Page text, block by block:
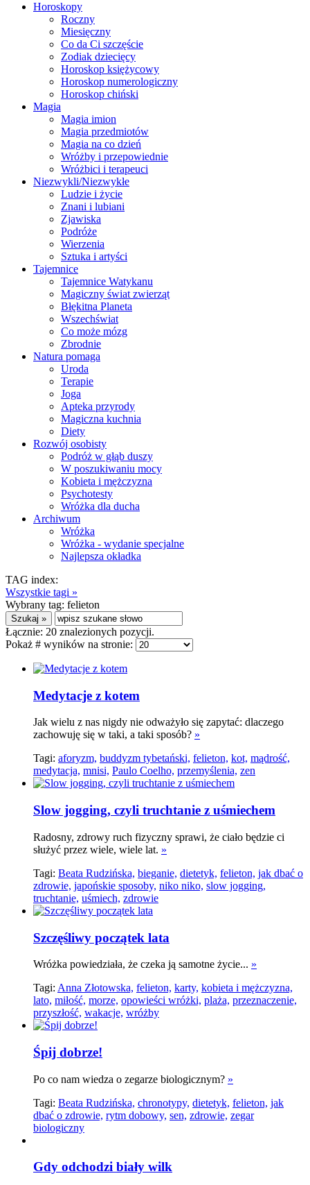
Horoskopy
Roczny
Miesięczny
Co da Ci szczęście
Zodiak dziecięcy
Horoskop księżycowy
Horoskop numerologiczny
Horoskop chiński
Magia
Magia imion
Magia przedmiotów
Magia na co dzień
Wróżby i przepowiednie
Wróżbici i terapeuci
Niezwykli/Niezwykłe
Ludzie i życie
Znani i lubiani
Zjawiska
Podróże
Wierzenia
Sztuka i artyści
Tajemnice
Tajemnice Watykanu
Magiczny świat zwierząt
Błękitna Planeta
Wszechświat
Co może mózg
Zbrodnie
Natura pomaga
Uroda
Terapie
Joga
Apteka przyrody
Magiczna kuchnia
Diety
Rozwój osobisty
Podróż w głąb duszy
W poszukiwaniu mocy
Kobieta i mężczyzna
Psychotesty
Wróżka dla ducha
Archiwum
Wróżka
Wróżka - wydanie specjalne
Najlepsza okładka
TAG index:
Wszystkie tagi »
Wybrany tag: felieton
Łącznie: 20 znalezionych pozycji.
Pokaż # wyników na stronie:
Medytacje z kotem
Jak wielu z nas nigdy nie odważyło się zapytać: dlaczego
zachowuję się w taki, a taki sposób? »
Tagi: aforyzm, buddyzm tybetański, felieton, kot, mądrość,
medytacja, mnisi, Paulo Coelho, przemyślenia, zen
Slow jogging, czyli truchtanie z uśmiechem
Radosny, zdrowy ruch fizyczny sprawi, że ciało będzie ci
służyć przez wiele, wiele lat. »
Tagi: Beata Rudzińska, bieganie, dietetyk, felieton, jak dbać o
zdrowie, japońskie sposoby, niko niko, slow jogging,
truchtanie, uśmiech, zdrowie
Szczęśliwy początek lata
Wróżka powiedziała, że czeka ją samotne życie... »
Tagi: Anna Złotowska, felieton, karty, kobieta i mężczyzna,
lato, miłość, morze, opowieści wróżki, plaża, przeznaczenie,
przyszłość, wakacje, wróżby
Śpij dobrze!
Po co nam wiedza o zegarze biologicznym? »
Tagi: Beata Rudzińska, chronotypy, dietetyk, felieton, jak
dbać o zdrowie, rytm dobowy, sen, zdrowie, zegar
biologiczny
Gdy odchodzi biały wilk